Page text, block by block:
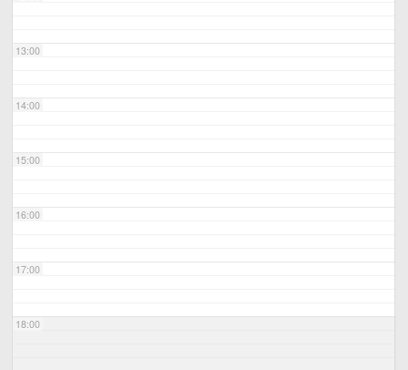
13:00
14:00
15:00
16:00
17:00
18:00